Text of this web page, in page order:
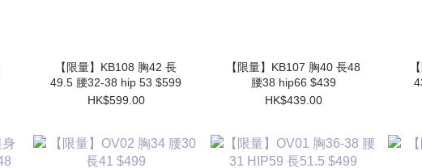
【限量】KB108 胸42 長
49.5 腰32-38 hip 53 $599
HK$599.00
【限量】KB107 胸40 長48
腰38 hip66 $439
HK$439.00